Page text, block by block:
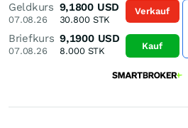
Geldkurs
07.08.26
9,1800 USD
30.800STK
Briefkurs
07.08.26
9,1900 USD
8.000STK
Verkauf
Kauf